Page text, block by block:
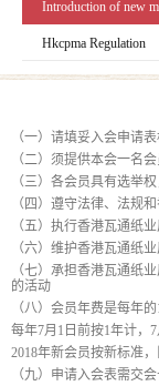
Introduction of new
Hkcpma Regulation
（一）请填妥入会申请
（二）须提供本会一名
（三）各会员具有选举
（四）遵守法律、法规
（五）执行香港瓦通纸
（六）维护香港瓦通纸
（七）承担香港瓦通纸
的活动
（八）会员年费是每年
每年7月1日前按1年计，7
2018年新会员按新标准，
（九）申请入会表需交